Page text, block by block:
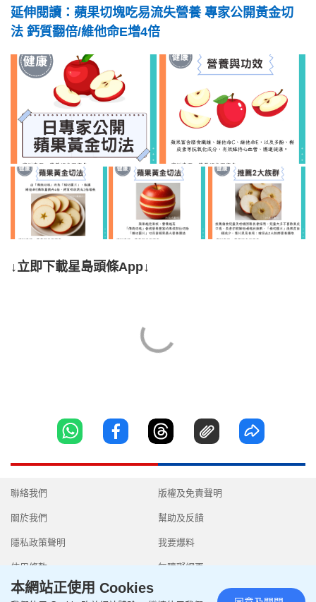
延伸閱讀：蘋果切塊吃易流失營養 專家公開黃金切
法 鈣質翻倍/維他命E增4倍
↓立即下載星島頭條App↓
聯絡我們
關於我們
隱私政策聲明
使用條款
版權及免責聲明
幫助及反饋
我要爆料
無障礙網頁
本網站正使用 Cookies